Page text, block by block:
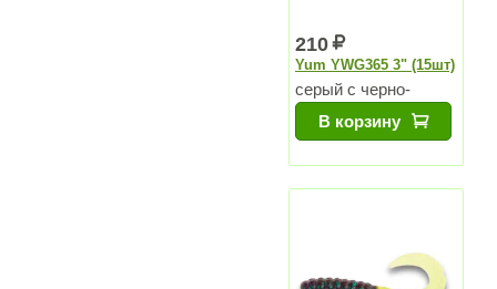
210
Yum YWG365 3" (15шт)
серый с черно-
белыми блестками
В корзину